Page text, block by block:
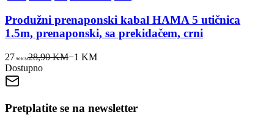
Produžni prenaponski kabal HAMA 5 utičnica
1.5m, prenaponski, sa prekidačem, crni
27 90KM28,90 KM−1 KM
Dostupno
Pretplatite se na newsletter